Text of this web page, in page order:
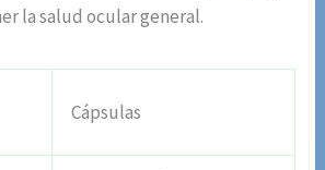
la salud ocular general.
Cápsulas